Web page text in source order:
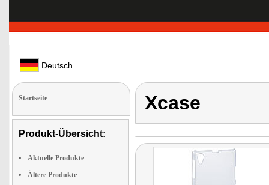
Deutsch
Startseite
Produkt-Übersicht:
Aktuelle Produkte
Ältere Produkte
Xcase